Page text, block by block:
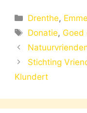
Categorieën
Drenthe,
Tags
Donatie, Goed
Stichting
Klundert